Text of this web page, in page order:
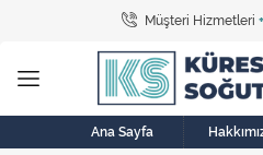
Müşteri Hizmetleri
Tüm
Bulaşık
Buzdolabı
Ana Sayfa